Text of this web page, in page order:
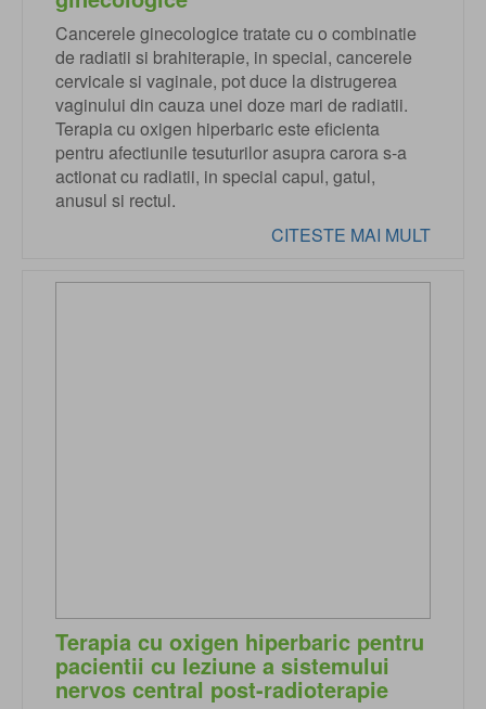
Cancerele ginecologice tratate cu o combinatie
de radiatii si brahiterapie, in special, cancerele
cervicale si vaginale, pot duce la distrugerea
vaginului din cauza unei doze mari de radiatii.
Terapia cu oxigen hiperbaric este eficienta
pentru afectiunile tesuturilor asupra carora s-a
actionat cu radiatii, in special capul, gatul,
anusul si rectul.
CITESTE MAI MULT
Terapia cu oxigen hiperbaric pentru
pacientii cu leziune a sistemului
nervos central post-radioterapie